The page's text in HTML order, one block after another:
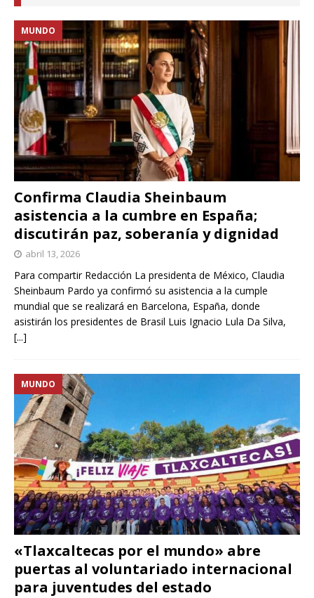
Confirma Claudia Sheinbaum
asistencia a la cumbre en España;
discutirán paz, soberanía y dignidad
MUNDO
abril 13, 2026
Para compartir Redacción La presidenta de México, Claudia
Sheinbaum Pardo ya confirmó su asistencia a la cumple
mundial que se realizará en Barcelona, España, donde
asistirán los presidentes de Brasil Luis Ignacio Lula Da Silva,
[...]
«Tlaxcaltecas por el mundo» abre
puertas al voluntariado internacional
para juventudes del estado
MUNDO